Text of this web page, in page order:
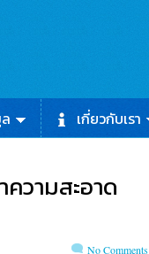
เกี่ยวกับเรา
วามสะอาด
No Comments